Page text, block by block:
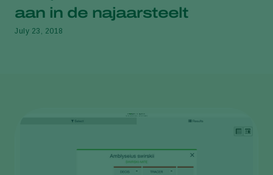
aan in de najaarsteelt
July 23, 2018